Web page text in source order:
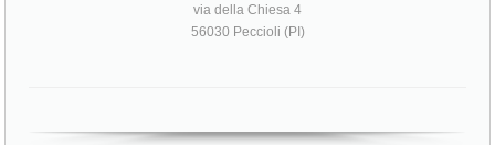
via della Chiesa 4
56030 Peccioli (PI)